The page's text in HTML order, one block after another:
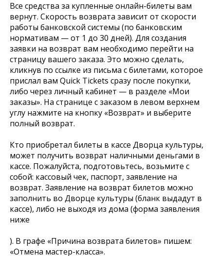
Все средства за купленные онлайн-билеты вам
вернут. Скорость возврата зависит от скорости
работы банковской системы (по банковским
нормативам — от 1 до 30 дней). Для создания
заявки на возврат вам необходимо перейти на
страницу вашего заказа. Это можно сделать,
кликнув по ссылке из письма с билетами, которое
прислал вам Quick Tickets сразу после покупки,
либо через личный кабинет — в разделе «Мои
заказы». На странице с заказом в левом верхнем
углу нажмите на кнопку «Возврат» и выберите
полный возврат.
Кто приобретал билеты в кассе Дворца культуры,
может получить возврат наличными деньгами в
кассе. Пожалуйста, подготовьтесь, возьмите с
собой: кассовый чек, паспорт, заявление на
возврат. Заявление на возврат билетов можно
заполнить во Дворце культуры (бланк выдадут в
кассе), либо не выходя из дома (форма заявления
ниже
). В графе «Причина возврата билетов» пишем:
«Отмена мастер-класса».